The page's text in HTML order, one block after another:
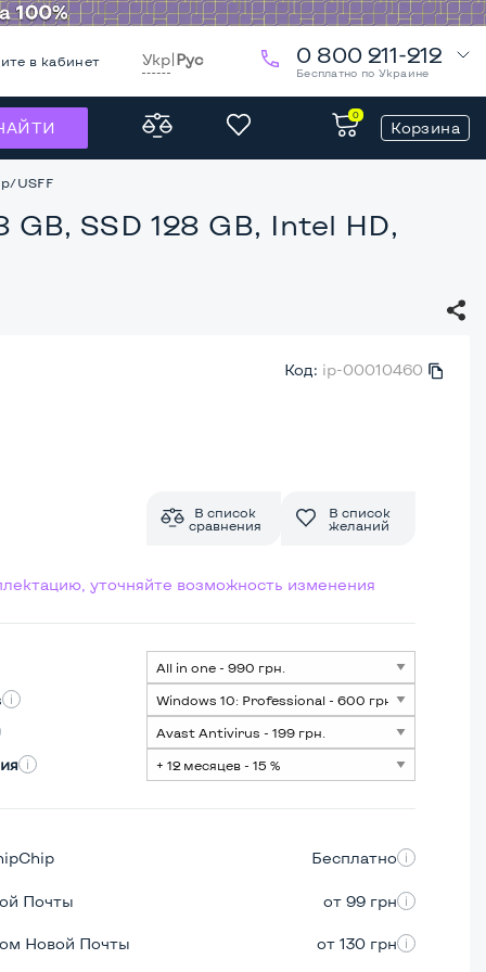
в кабинет Укр|Рус 0 800 211-212
Бесплатно по Украине
0
Корзина
USFF
SSD 128 GB, Intel HD,
Код: ip-00010460
В список
сравнения
В список
желаний
уточняйте возможность изменения
Бесплатно
Почты от 99 грн
Новой Почты от 130 грн